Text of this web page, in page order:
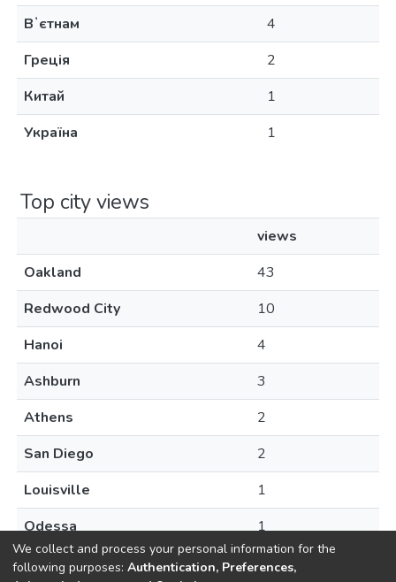
Вʼєтнам
4
Греція
2
Китай
1
Україна
1
Top city views
views
Oakland
43
Redwood City
10
Hanoi
4
Ashburn
3
Athens
2
San Diego
2
Louisville
1
Odessa
1
We collect and process your personal information for the
following purposes: Authentication, Preferences,